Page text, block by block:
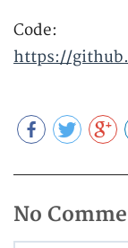
Code:
https://
No